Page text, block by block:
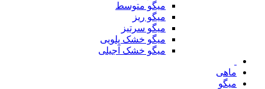
میگو متوسط
میگو ریز
میگو سرتیز
میگو خشک پلویی
میگو خشک آجیلی
ماهی
میگو